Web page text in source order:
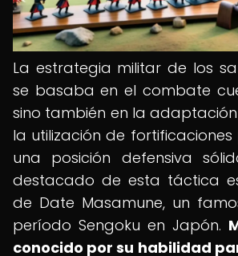
La estrategia militar de los
se basaba en el combate
sino también en la
la utilización de
una posición defensiva
destacado de esta táctica
de Date Masamune, un
período Sengoku en Japón.
conocido por su habilidad